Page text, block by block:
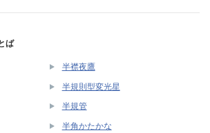
ば
半襟夜鷹
半規則型変光星
半規管
半角かたかな